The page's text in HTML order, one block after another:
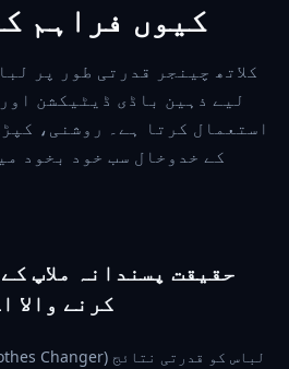
کیوں فراہم
لیے ذہین باڈی ڈیٹیکشن
استعمال کرتا ہے۔ روشنی،
کے خدوخال سب خود بخود
حقیقت پسندانہ ملاپ
کرنے والا